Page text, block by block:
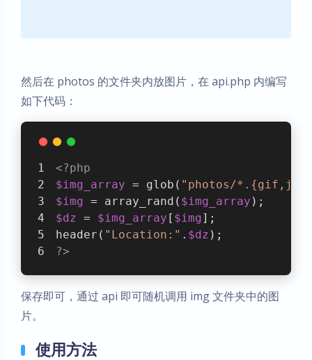
然后在 photos 的文件夹内放图片，在 api.php 内编写
如下代码：
<?php
$img_array = glob( "photos/
$img
= array_rand( $img_array );
$dz
= $img_array [ $img ];
header( "Location:" . $dz );
?>
保存即可，通过 api 即可随机调用 img 文件夹中的图
片。
使用方法